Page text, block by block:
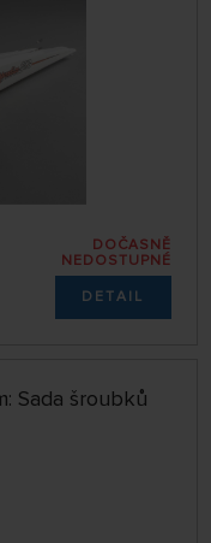
DOČASNĚ
NEDOSTUPNÉ
DETAIL
Sada šroubků